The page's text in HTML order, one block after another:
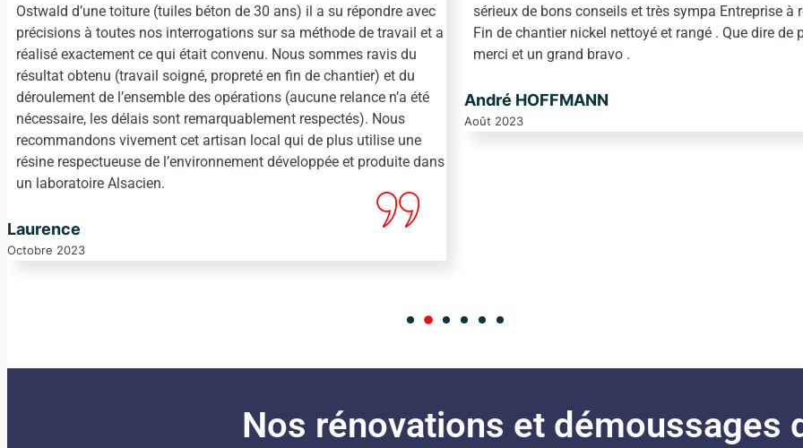
Ostwald d’une toiture (tuiles béton de 30 ans) il a su répondre avec
précisions à toutes nos interrogations sur sa méthode de travail et a
réalisé exactement ce qui était convenu. Nous sommes ravis du
résultat obtenu (travail soigné, propreté en fin de chantier) et du
déroulement de l’ensemble des opérations (aucune relance n’a été
nécessaire, les délais sont remarquablement respectés). Nous
recommandons vivement cet artisan local qui de plus utilise une
résine respectueuse de l’environnement développée et produite dans
un laboratoire Alsacien.
2023
sérieux de bons conseils et très sympa Entreprise à
Fin de chantier nickel nettoyé et rangé . Que dire de
merci et un grand bravo .
André HOFFMANN
Août 2023
Nos rénovations et démoussages